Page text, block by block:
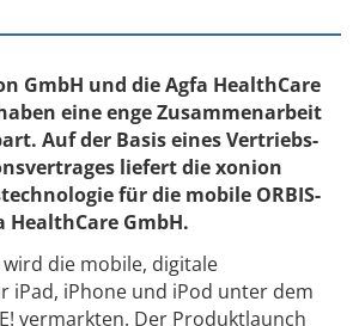
GmbH und die Agfa HealthCare
eine enge Zusammenarbeit
Auf der Basis eines Vertriebs-
liefert die xonion
für die mobile ORBIS-
HealthCare GmbH.
die mobile, digitale
iPad, iPhone und iPod unter dem
vermarkten. Der Produktlaunch